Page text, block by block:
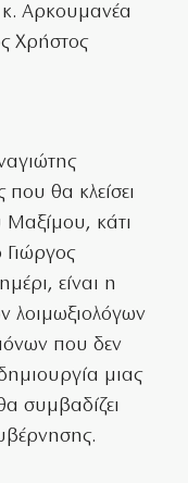
κ. Αρκουμανέα
Χρήστος
θα κλείσει
Μαξίμου, κάτι
είναι η
λοιμωξιολόγων
που δεν
μιας
συμβαδίζει